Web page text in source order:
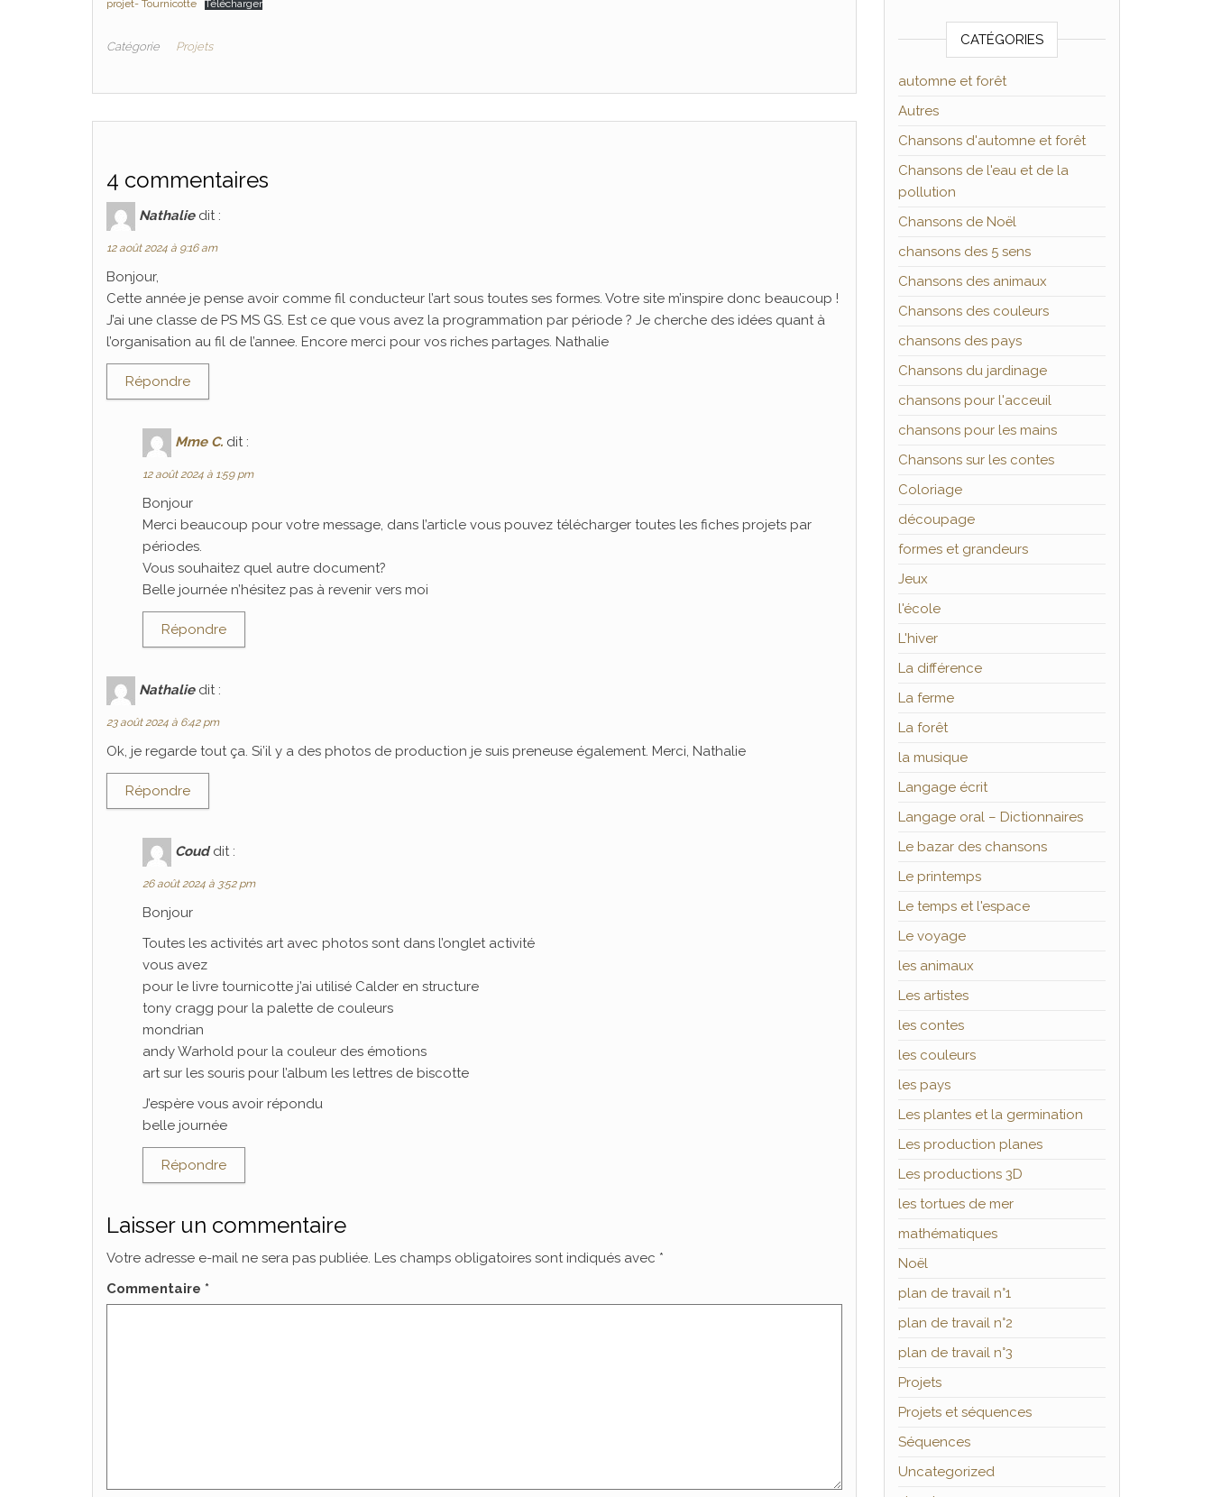
projet- Tournicotte
Télécharger
Catégorie Projets
4 commentaires
Nathalie dit :
12 août 2024 à 9:16 am
Bonjour,
Cette année je pense avoir comme fil conducteur l’art sous toutes ses formes. Votre site m’inspire donc beaucoup !
J’ai une classe de PS MS GS. Est ce que vous avez la programmation par période ? Je cherche des idées quant à
l’organisation au fil de l’annee. Encore merci pour vos riches partages. Nathalie
Répondre
Mme C. dit :
12 août 2024 à 1:59 pm
Bonjour
Merci beaucoup pour votre message, dans l’article vous pouvez télécharger toutes les fiches projets par
périodes.
Vous souhaitez quel autre document?
Belle journée n’hésitez pas à revenir vers moi
Répondre
Nathalie dit :
23 août 2024 à 6:42 pm
Ok, je regarde tout ça. Si’il y a des photos de production je suis preneuse également. Merci, Nathalie
Répondre
Coud dit :
26 août 2024 à 3:52 pm
Bonjour
Toutes les activités art avec photos sont dans l’onglet activité
vous avez
pour le livre tournicotte j’ai utilisé Calder en structure
tony cragg pour la palette de couleurs
mondrian
andy Warhold pour la couleur des émotions
art sur les souris pour l’album les lettres de biscotte
J’espère vous avoir répondu
belle journée
Répondre
Laisser un commentaire
Votre adresse e-mail ne sera pas publiée. Les champs obligatoires sont indiqués avec *
Commentaire *
CATÉGORIES
automne et forêt
Autres
Chansons d'automne et forêt
Chansons de l'eau et de la
pollution
Chansons de Noël
chansons des 5 sens
Chansons des animaux
Chansons des couleurs
chansons des pays
Chansons du jardinage
chansons pour l'acceuil
chansons pour les mains
Chansons sur les contes
Coloriage
découpage
formes et grandeurs
Jeux
l'école
L'hiver
La différence
La ferme
La forêt
la musique
Langage écrit
Langage oral – Dictionnaires
Le bazar des chansons
Le printemps
Le temps et l'espace
Le voyage
les animaux
Les artistes
les contes
les couleurs
les pays
Les plantes et la germination
Les production planes
Les productions 3D
les tortues de mer
mathématiques
Noël
plan de travail n°1
plan de travail n°2
plan de travail n°3
Projets
Projets et séquences
Séquences
Uncategorized